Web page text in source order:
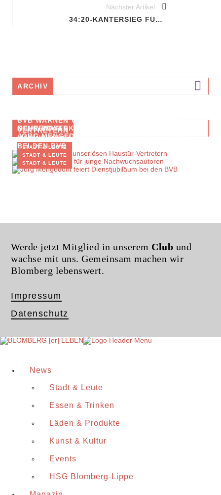
Nächster Artikel
34:20-KANTERSIEG FÜR DIE HSG GEGEN NECKARSULM
ARCHIV
NEUE POSTS
BVB WARNEN VOR UNSERIÖSEN HAUSTÜR-
VERTRETERN
STADT & LEUTE
SCHREIBWERKSTATT FÜR JUNGE
NACHWUCHSAUTOREN
STADT & LEUTE
JÖRG MENGEDOHT FEIERT DIENSTJUBILÄUM
BEI DEN BVB
STADT & LEUTE
Werde jetzt Mitglied in unserem Club und
wachse mit uns. Gemeinsam machen wir
Blomberg lebenswert.
Impressum
Datenschutz
News
Stadt & Leute
Essen & Trinken
Läden & Produkte
Kunst & Kultur
Events
HSG Blomberg-Lippe